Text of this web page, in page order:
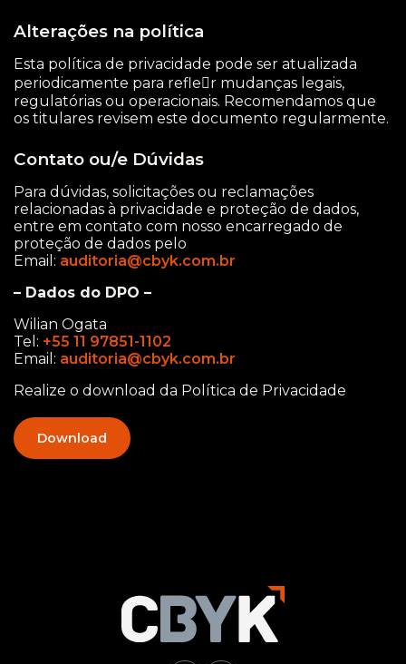
Alterações na política
Esta política de privacidade pode ser atualizada
periodicamente para refle􀆟r mudanças legais,
regulatórias ou operacionais. Recomendamos que
os titulares revisem este documento regularmente.
Contato ou/e Dúvidas
Para dúvidas, solicitações ou reclamações
relacionadas à privacidade e proteção de dados,
entre em contato com nosso encarregado de
proteção de dados pelo
Email: auditoria@cbyk.com.br
– Dados do DPO –
Wilian Ogata
Tel: +55 11 97851-1102
Email: auditoria@cbyk.com.br
Realize o download da Política de Privacidade
Download